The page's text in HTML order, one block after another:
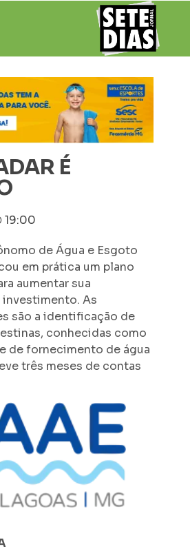
É
19:00
de Água e Esgoto
em prática um plano
aumentar sua
As
são a identificação de
conhecidas como
de fornecimento de água
três meses de contas